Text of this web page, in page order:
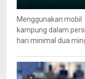
Menggunakan
kampung dalam
hari minimal dua